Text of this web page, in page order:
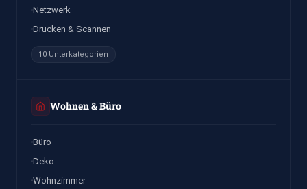
Netzwerk
Drucken & Scannen
10 Unterkategorien
Wohnen & Büro
Büro
Deko
Wohnzimmer